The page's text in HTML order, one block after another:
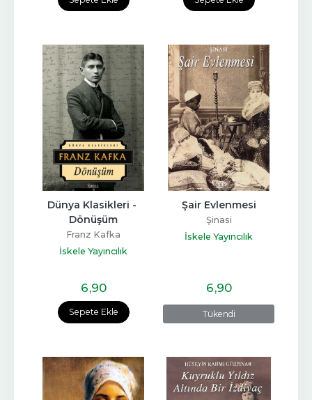
Sepete Ekle
Dünya Klasikleri -
Dönüşüm
Franz Kafka
İskele Yayıncılık
6,90
Tükendi
Şair Evlenmesi
Şinasi
İskele Yayıncılık
6,90